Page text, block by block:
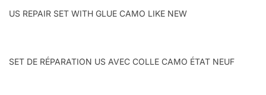
US REPAIR SET WITH GLUE CAMO LIKE NEW
SET DE RÉPARATION US AVEC COLLE CAMO ÉTAT NEUF